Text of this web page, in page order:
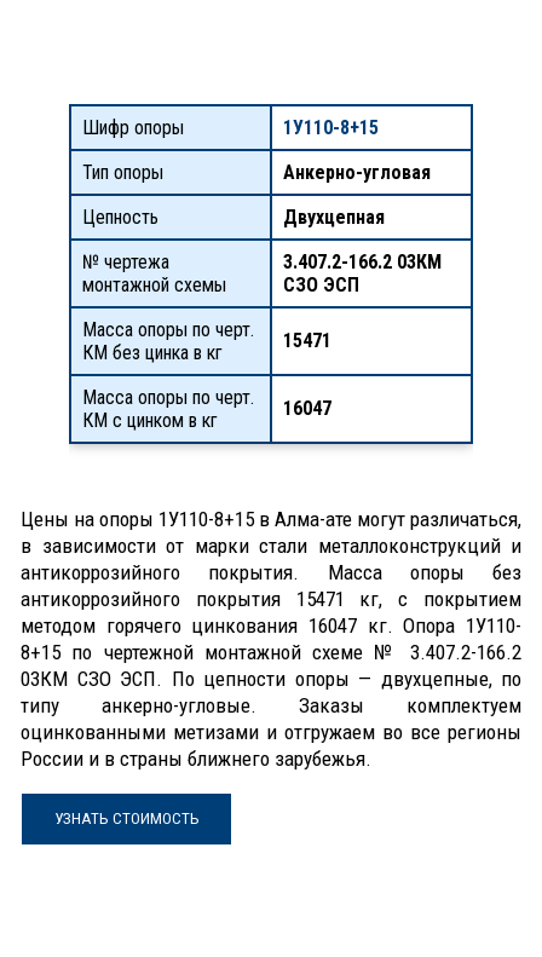
Шифр опоры
1У110-8+15
Тип опоры
Анкерно-угловая
Цепность
Двухцепная
№ чертежа
монтажной схемы
3.407.2-166.2 03КМ
СЗО ЭСП
Масса опоры по черт.
КМ без цинка в кг
15471
Масса опоры по черт.
КМ с цинком в кг
16047
Цены на опоры 1У110-8+15 в Алма-ате могут различаться,
в зависимости от марки стали металлоконструкций и
антикоррозийного покрытия. Масса опоры без
антикоррозийного покрытия 15471 кг, с покрытием
методом горячего цинкования 16047 кг. Опора 1У110-
8+15 по чертежной монтажной схеме № 3.407.2-166.2
03КМ СЗО ЭСП. По цепности опоры — двухцепные, по
типу анкерно-угловые. Заказы комплектуем
оцинкованными метизами и отгружаем во все регионы
России и в страны ближнего зарубежья.
УЗНАТЬ СТОИМОСТЬ